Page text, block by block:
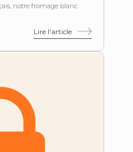
notre fromage blanc
Lire l'article